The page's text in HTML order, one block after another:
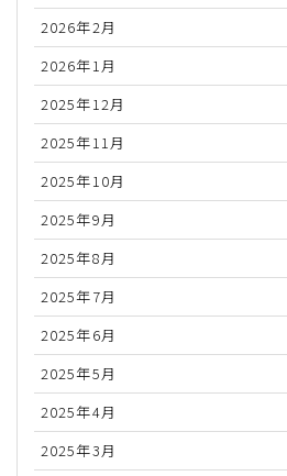
2026年2月
2026年1月
2025年12月
2025年11月
2025年10月
2025年9月
2025年8月
2025年7月
2025年6月
2025年5月
2025年4月
2025年3月